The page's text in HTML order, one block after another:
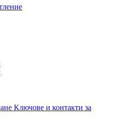
Ключове и контакти за